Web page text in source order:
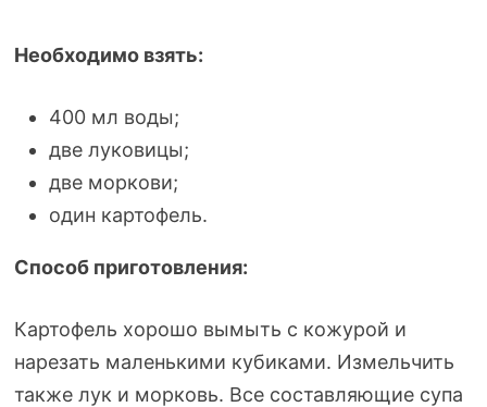
Необходимо взять:
400 мл воды;
две луковицы;
две моркови;
один картофель.
Способ приготовления:
Картофель хорошо вымыть с кожурой и
нарезать маленькими кубиками. Измельчить
также лук и морковь. Все составляющие супа